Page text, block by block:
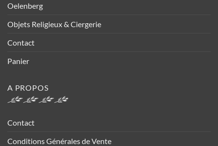
Oelenberg
Objets Religieux & Ciergerie
Contact
Panier
A PROPOS
Contact
Conditions Générales de Vente